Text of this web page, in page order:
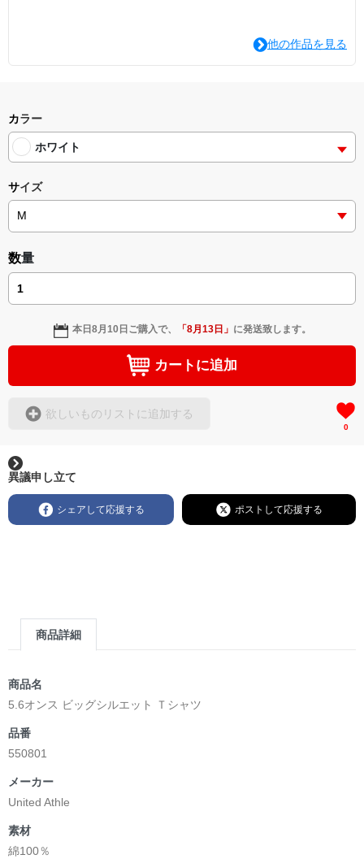
他の作品を見る
カラー
ホワイト
サイズ
数量
本日8月10日 ご購入で、 「8月13日 」 に発送致します。
カートに追加
欲しいものリストに追加する
0
異議申し立て
シェアして応援する ポストして応援する
商品詳細
商品名
5.6オンス ビッグシルエット Ｔシャツ
品番
550801
メーカー
United Athle
素材
綿100％